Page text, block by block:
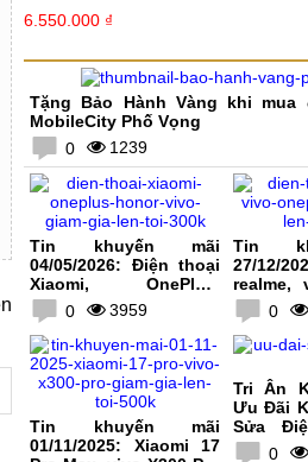
6.550.000 ₫
Tặng Bảo Hành Vàng khi mua
MobileCity Phố Vọng
0
1239
Tin khuyến mãi
04/05/2026: Điện thoại
Xiaomi, OnePlus,
HONOR, vivo giảm giá
lên tới 300K
0 3959
Tin
27/12/
realme,
giảm giá
0
Tin khuyến mãi
01/11/2025: Xiaomi 17
Tri Ân
Ưu Đãi
Sửa
0